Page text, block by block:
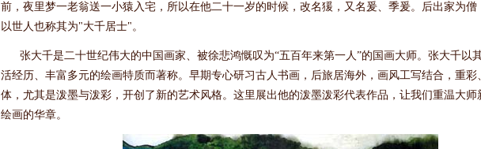
前，夜里梦一老翁送一小猿入宅，所以在他二十一岁的时候，改名猨，又名爰、季爰。后出家为僧
以世人也称其为"大千居士"。
张大千是二十世纪伟大的中国画家、被徐悲鸿慨叹为“五百年来第一人”的国画大师。张大千以
活经历、丰富多元的绘画特质而著称。早期专心研习古人书画，后旅居海外，画风工写结合，重彩
体，尤其是泼墨与泼彩，开创了新的艺术风格。这里展出他的泼墨泼彩代表作品，让我们重温大师
绘画的华章。